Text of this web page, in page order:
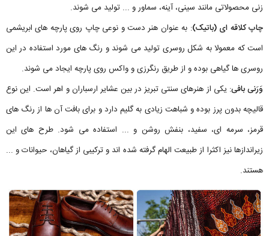
زنی محصولاتی مانند سینی، آینه، سماور و ... تولید می شوند.
چاپ کلاقه ای (باتیک): به عنوان هنر دست و نوعی چاپ روی پارچه های ابریشمی
است که معمولا به شکل روسری تولید می شوند و رنگ های مورد استفاده در این
روسری ها گیاهی بوده و از طریق رنگرزی و واکس روی پارچه ایجاد می شوند.
وَرَنی بافی: یکی از هنرهای سنتی تبریز در بین عشایر ارسباران و اهر است. این نوع
قالیچه بدون پرز بوده و شباهت زیادی به گلیم دارد و برای بافت آن ها از رنگ های
قرمز، سرمه ای، سفید، بنفش روشن و ... استفاده می شود. طرح های این
زیراندازها نیز اکثرا از طبیعت الهام گرفته شده اند و ترکیبی از گیاهان، حیوانات و ...
هستند.